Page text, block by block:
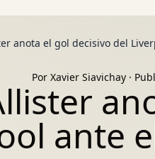
anota el gol decisivo del
Por Xavier Siavichay ·
ante